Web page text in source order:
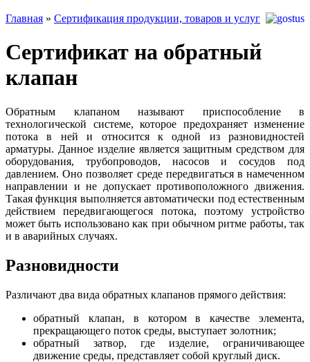
Главная » Сертификация продукции, товаров и услуг
Сертификат на обратный
клапан
Обратным клапаном называют приспособление в
технологической системе, которое предохраняет изменение
потока в ней и относится к одной из разновидностей
арматуры. Данное изделие является защитным средством для
оборудования, трубопроводов, насосов и сосудов под
давлением. Оно позволяет среде передвигаться в намеченном
направлении и не допускает противоположного движения.
Такая функция выполняется автоматически под естественным
действием передвигающегося потока, поэтому устройство
может быть использовано как при обычном ритме работы, так
и в аварийных случаях.
Разновидности
Различают два вида обратных клапанов прямого действия:
обратный клапан, в котором в качестве элемента,
прекращающего поток среды, выступает золотник;
обратный затвор, где изделие, ограничивающее
движение среды, представляет собой круглый диск.